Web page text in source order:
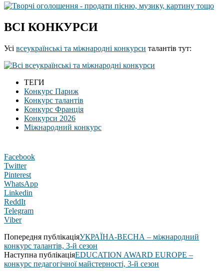
ВСІ КОНКУРСИ
Усі всеукраїнські та міжнародні конкурси талантів тут:
ТЕГИ
Конкурс Париж
Конкурс талантів
Конкурс Франція
Конкурси 2026
Міжнародний конкурс
Facebook
Twitter
Pinterest
WhatsApp
Linkedin
ReddIt
Telegram
Viber
Попередня публікаціяУКРАЇНА-ВЕСНА – міжнародний
конкурс талантів, 3-й сезон
Наступна публікаціяEDUCATION AWARD EUROPE –
конкурс педагогічної майстерності, 3-й сезон